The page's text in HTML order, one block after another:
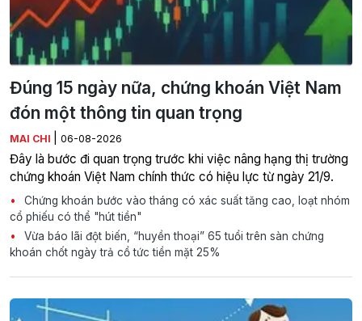
Đúng 15 ngày nữa, chứng khoán Việt Nam
đón một thông tin quan trọng
MAI CHI 06-08-2026
Đây là bước đi quan trọng trước khi việc nâng hạng thị trường
chứng khoán Việt Nam chính thức có hiệu lực từ ngày 21/9.
Chứng khoán bước vào tháng có xác suất tăng cao, loạt nhóm
cổ phiếu có thể "hút tiền"
Vừa báo lãi đột biến, “huyền thoại” 65 tuổi trên sàn chứng
khoán chốt ngày trả cổ tức tiền mặt 25%